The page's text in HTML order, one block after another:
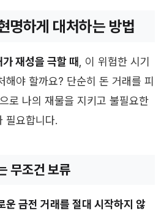
명하게 대처하는 방법
가 재성을 극할 때 , 이 위험한 시기
해야 할까요? 단순히 돈 거래를 피
로 나의 재물을 지키고 불필요한
필요합니다.
무조건 보류
운 금전 거래를 절대 시작하지 않